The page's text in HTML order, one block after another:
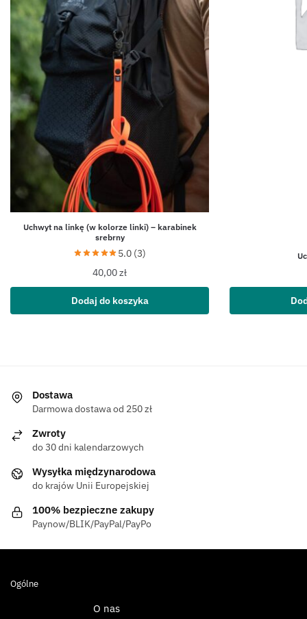
Uchwyt na linkę (w kolorze linki) – karabinek
srebrny
5.0 (3)
40,00zł
Dodaj do koszyka
Dostawa
Darmowa dostawa od 250 zł
Zwroty
do 30 dni kalendarzowych
Wysyłka międzynarodowa
do krajów Unii Europejskiej
100% bezpieczne zakupy
Paynow/BLIK/PayPal/PayPo
Ogólne
O nas